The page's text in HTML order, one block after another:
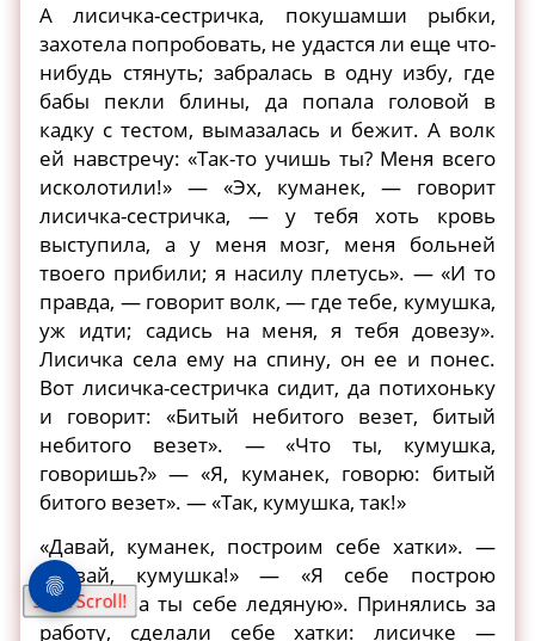
Start Scroll!
А лисичка-сестричка, покушамши рыбки,
захотела попробовать, не удастся ли еще что-
нибудь стянуть; забралась в одну избу, где
бабы пекли блины, да попала головой в
кадку с тестом, вымазалась и бежит. А волк
ей навстречу: «Так-то учишь ты? Меня всего
исколотили!» — «Эх, куманек, — говорит
лисичка-сестричка, — у тебя хоть кровь
выступила, а у меня мозг, меня больней
твоего прибили; я насилу плетусь». — «И то
правда, — говорит волк, — где тебе, кумушка,
уж идти; садись на меня, я тебя довезу».
Лисичка села ему на спину, он ее и понес.
Вот лисичка-сестричка сидит, да потихоньку
и говорит: «Битый небитого везет, битый
небитого везет». — «Что ты, кумушка,
говоришь?» — «Я, куманек, говорю: битый
битого везет». — «Так, кумушка, так!»
«Давай, куманек, построим себе хатки». —
«Давай, кумушка!» — «Я себе построю
лубяную, а ты себе ледяную». Принялись за
работу, сделали себе хатки: лисичке —